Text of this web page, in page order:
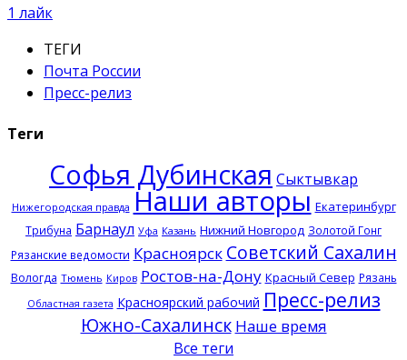
1 лайк
ТЕГИ
Почта России
Пресс-релиз
Теги
Софья Дубинская Сыктывкар
Нижегородская правда Наши авторы Екатеринбург
Трибуна Барнаул Уфа Казань Нижний Новгород Золотой Гонг
Рязанские ведомости Красноярск Советский Сахалин
Вологда Тюмень Киров Ростов-на-Дону Красный Север Рязань
Областная газета Красноярский рабочий Пресс-релиз
Южно-Сахалинск Наше время
Все теги